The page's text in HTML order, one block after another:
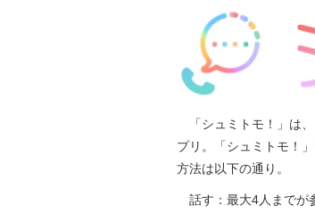
「シュミトモ！」は、
プリ。「シュミトモ！
方法は以下の通り。
話す：最大4人までが